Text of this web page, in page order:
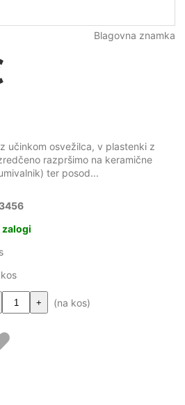
Blagovna znamka
učinkom osvežilca, v plastenki z
razpršimo na keramične
ter posod...
zalogi
+ (na kos)